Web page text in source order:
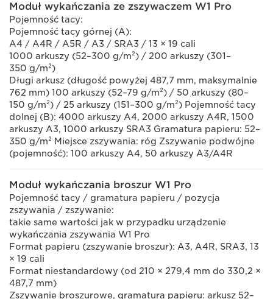
Moduł wykańczania ze zszywaczem W1 Pro
Pojemność tacy:
Pojemność tacy górnej (A):
A4 / A4R / A5R / A3 / SRA3 / 13 × 19 cali
1000 arkuszy (52–300 g/m²) / 200 arkuszy (301–
350 g/m²)
Długi arkusz (długość powyżej 487,7 mm, maksymalnie
762 mm) 100 arkuszy (52–79 g/m²) / 50 arkuszy (80–
150 g/m²) / 25 arkuszy (151–300 g/m²) Pojemność tacy
dolnej (B): 4000 arkuszy A4, 2000 arkuszy A4R, 1500
arkuszy A3, 1000 arkuszy SRA3 Gramatura papieru: 52–
350 g/m² Miejsce zszywania: róg Zszywanie podwójne
(pojemność): 100 arkuszy A4, 50 arkuszy A3/A4R
Moduł wykańczania broszur W1 Pro
Pojemność tacy / gramatura papieru / pozycja
zszywania / zszywanie:
takie same wartości jak w przypadku urządzenie
wykańczania zszywania W1 Pro
Format papieru (zszywanie broszur): A3, A4R, SRA3, 13
× 19 cali
Format niestandardowy (od 210 × 279,4 mm do 330,2 ×
487,7 mm)
Zszywanie broszurowe, gramatura papieru: arkusz 52–